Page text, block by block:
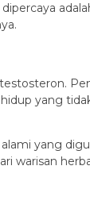
yang
yang
warisan